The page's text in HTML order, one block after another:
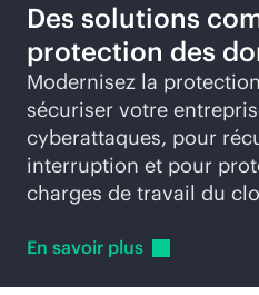
Des solutions
protection des
Modernisez la
sécuriser votre
cyberattaques, pour
interruption et pour
charges de travail du
En savoir plus